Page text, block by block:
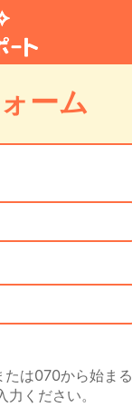
ーム
は070から始まる
ください。